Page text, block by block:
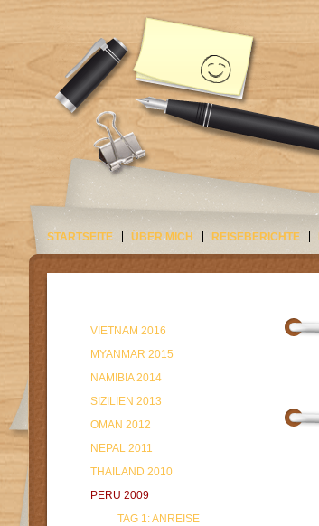
STARTSEITE ÜBER MICH REISEBERICHTE
VIETNAM 2016
MYANMAR 2015
NAMIBIA 2014
SIZILIEN 2013
OMAN 2012
NEPAL 2011
THAILAND 2010
PERU 2009
TAG 1: ANREISE